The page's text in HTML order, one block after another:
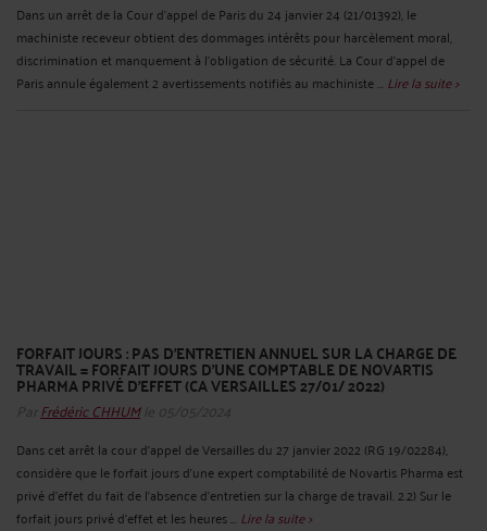
Dans un arrêt de la Cour d'appel de Paris du 24 janvier 24 (21/01392), le
machiniste receveur obtient des dommages intérêts pour harcèlement moral,
discrimination et manquement à l’obligation de sécurité. La Cour d'appel de
Paris annule également 2 avertissements notifiés au machiniste ... Lire la suite >
FORFAIT JOURS : PAS D’ENTRETIEN ANNUEL SUR LA CHARGE DE
TRAVAIL = FORFAIT JOURS D’UNE COMPTABLE DE NOVARTIS
PHARMA PRIVÉ D’EFFET (CA VERSAILLES 27/01/ 2022)
Par Frédéric CHHUMle 05/05/2024
Dans cet arrêt la cour d’appel de Versailles du 27 janvier 2022 (RG 19/02284),
considère que le forfait jours d’une expert comptabilité de Novartis Pharma est
privé d’effet du fait de l'absence d'entretien sur la charge de travail. 2.2) Sur le
forfait jours privé d’effet et les heures ... Lire la suite >